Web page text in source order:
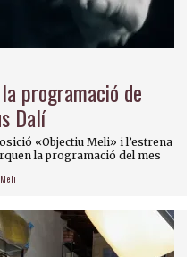
programació de
Dalí
«Objectiu Meli» i l’estrena
la programació del mes